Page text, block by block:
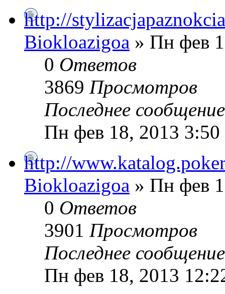
http://
Biokloazigoa » Пн фев
0 Ответов
3869 Просмотров
Последнее
Пн фев 18, 2013 3:50
http://
Biokloazigoa » Пн фев
0 Ответов
3901 Просмотров
Последнее
Пн фев 18, 2013